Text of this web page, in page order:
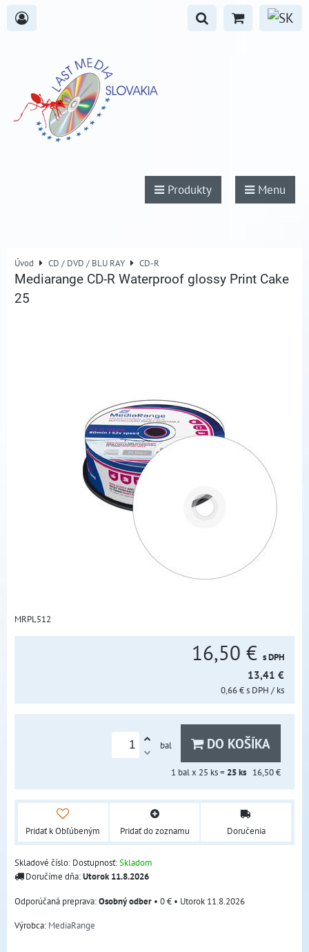
Produkty Menu
Úvod CD / DVD / BLU RAY CD-R
Mediarange CD-R Waterproof glossy Print Cake
25
MRPL512
16,50 € s DPH
13,41 €
0,66 €s DPH / ks
bal DO KOŠÍKA
1 bal x 25 ks = 25ks 16,50 €
Pridať k Obľúbeným Pridať do zoznamu Doručenia
Skladové číslo: Dostupnosť:Skladom
Doručíme dňa:Utorok11.8.2026
Osobný odber • 0 € • Utorok 11.8.2026
Výrobca: MediaRange